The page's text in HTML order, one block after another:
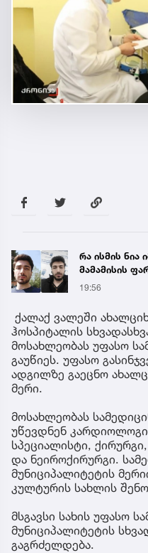
რა ისმის ნია
მამამისის
ჩანაწერიდან -
საქმე
19:56
ქალაქ ვალეში
ჰოსპიტალის
მოსახლეობას უფასო
გაუწიეს. უფასო
ადგილზე გაეცნო
მერი.
მოსახლეობას
უწევდნენ
სპეციალისტი,
და ნეიროქირურგი.
მუნიციპალიტეტის
კულტურის სახლის
მსგავსი სახის უფასო
მუნიციპალიტეტის
გაგრძელდება.